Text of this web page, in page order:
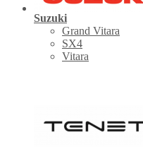
Suzuki
Grand Vitara
SX4
Vitara